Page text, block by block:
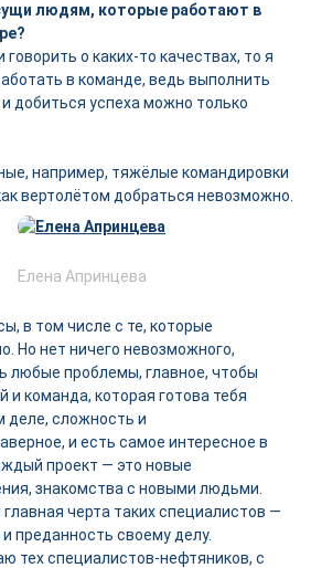
людям, которые работают в
о каких-то качествах, то я
в команде, ведь выполнить
добиться успеха можно только
например, тяжёлые командировки
вертолётом добраться невозможно.
Елена Апринцева
в том числе с те, которые
Но нет ничего невозможного,
любые проблемы, главное, чтобы
и команда, которая готова тебя
сложность и
и есть самое интересное в
проект — это новые
знакомства с новыми людьми.
черта таких специалистов —
преданность своему делу.
тех специалистов-нефтяников, с